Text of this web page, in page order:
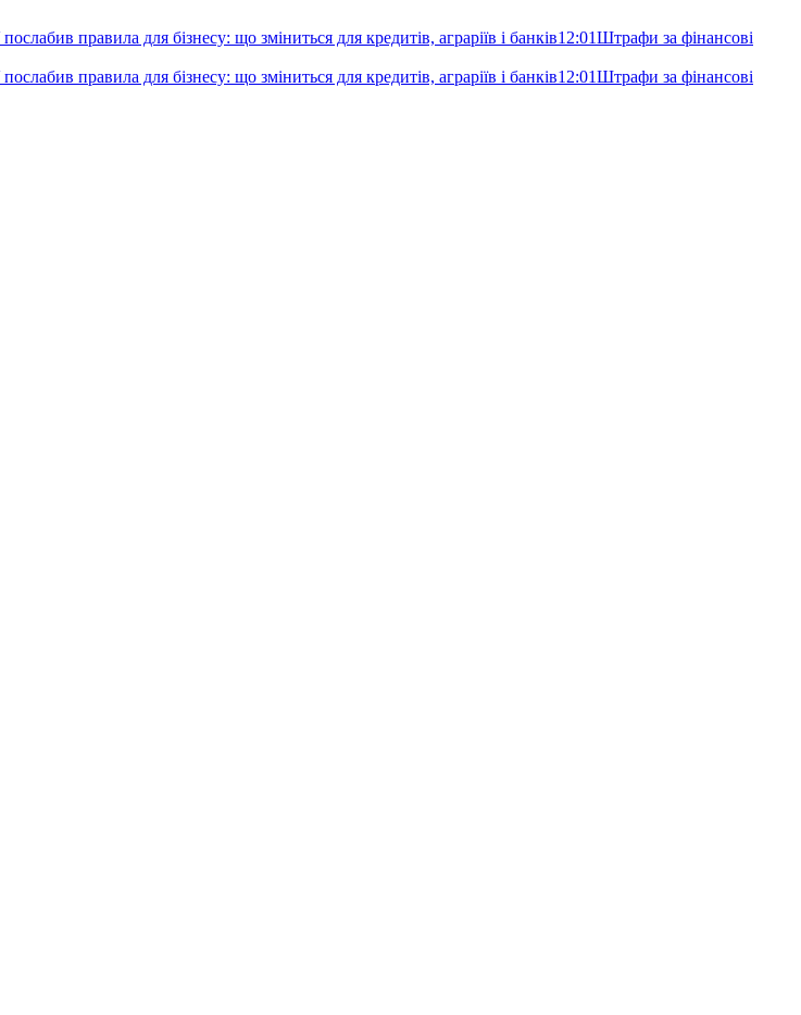
правила для бізнесу: що зміниться для кредитів, аграріїв і банків12:01Штрафи за фінансові
правила для бізнесу: що зміниться для кредитів, аграріїв і банків12:01Штрафи за фінансові